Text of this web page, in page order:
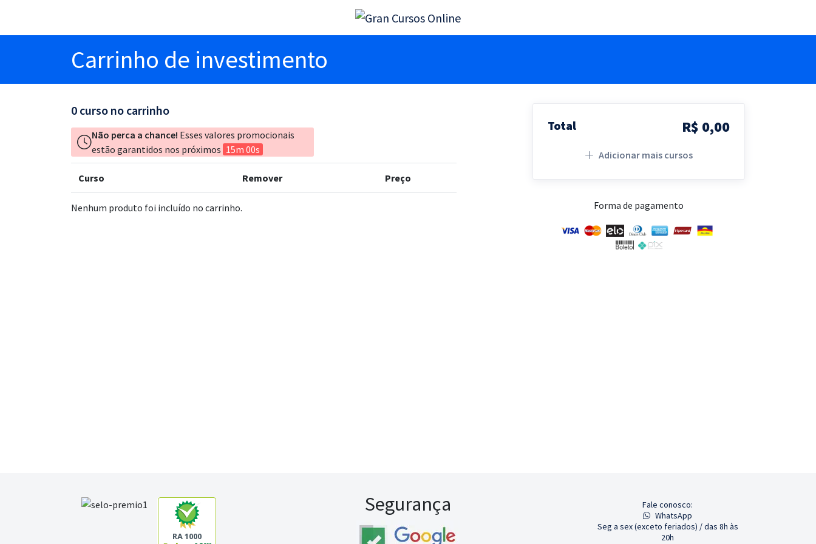
Carrinho de investimento
0 curso no carrinho
Não perca a chance! Esses valores promocionais
estão garantidos nos próximos 15m 00s
Curso Remover Preço
Nenhum produto foi incluído no carrinho.
Total R$ 0,00
Adicionar mais cursos
Forma de pagamento
RA 1000
Segurança
Fale conosco:
WhatsApp
Seg a sex (exceto feriados) / das 8h às
20h